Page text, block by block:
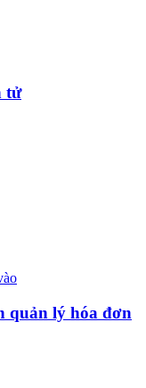
tử
quản lý hóa đơn